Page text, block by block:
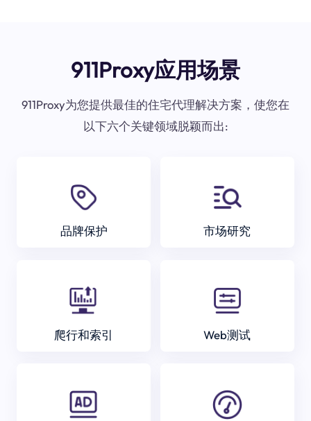
911Proxy应用场景
911Proxy为您提供最佳的住宅代理解决方案，使您在
以下六个关键领域脱颖而出:
品牌保护 市场研究
爬行和索引 Web测试